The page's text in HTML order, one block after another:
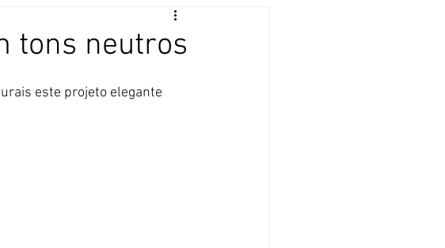
tons neutros
este projeto elegante